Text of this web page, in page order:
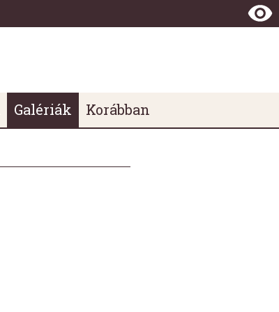
Galériák Korábban